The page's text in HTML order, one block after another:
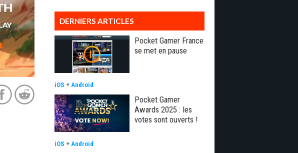
DERNIERS ARTICLES
Pocket Gamer France
se met en pause
iOS + Android
Pocket Gamer
Awards 2025 : les
votes sont ouverts !
iOS + Android